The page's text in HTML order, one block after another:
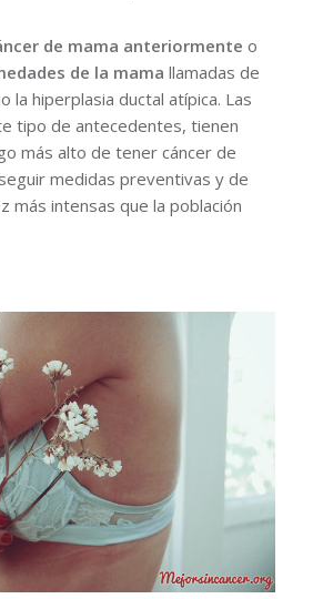
de mama anteriormente o
de la mama llamadas de
la hiperplasia ductal atípica. Las
tipo de antecedentes, tienen
más alto de tener cáncer de
medidas preventivas y de
más intensas que la población